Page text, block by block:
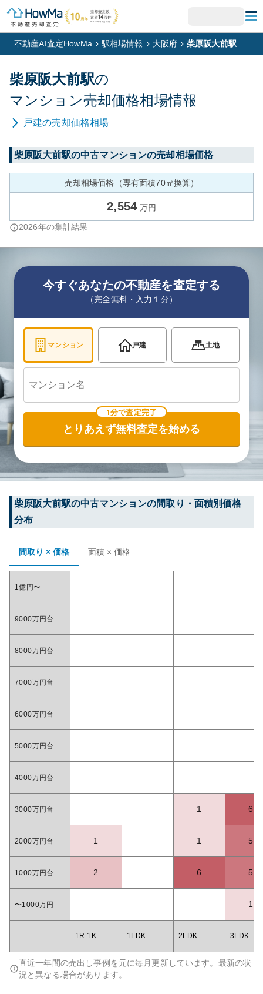
不動産AI査定HowMa 駅相場情報 大阪府 柴原阪大前駅
柴原阪大前駅の
マンション売却価格相場情報
戸建の売却価格相場
柴原阪大前駅の中古マンションの売却相場価格
売却相場価格（専有面積70㎡換算）
2,554 万円
2026年の集計結果
今すぐあなたの不動産を査定する
（完全無料・入力１分）
マンション 戸建 土地
1分で査定完了
とりあえず無料査定を始める
柴原阪大前駅の中古マンションの間取り・面積別価格
分布
間取り × 価格 面積 × 価格
1億円〜
9000万円台
8000万円台
7000万円台
6000万円台
5000万円台
4000万円台
3000万円台 1 6
2000万円台 1 1 5
1000万円台 2 6 5
〜1000万円 1
1R 1K 1LDK 2LDK 3LDK
直近一年間の売出し事例を元に毎月更新しています。最新の状
況と異なる場合があります。